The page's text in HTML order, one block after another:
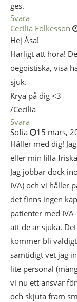
ges.
Svara
Cecilia Folkesson
Hej Åsa!
Härligt att höra!
oegoistiska, visa
sjuk.
Krya på dig <3
/Cecilia
Svara
Sofia
15 mars,
Håller med dig!
eller min lilla
Jag jobbar dock
IVA) och vi håller
det finns ingen
patienter med
att de är sjuka.
kommer bli
samtidigt vet jag
lite personal
vi nu ett ansvar
och skjuta fram